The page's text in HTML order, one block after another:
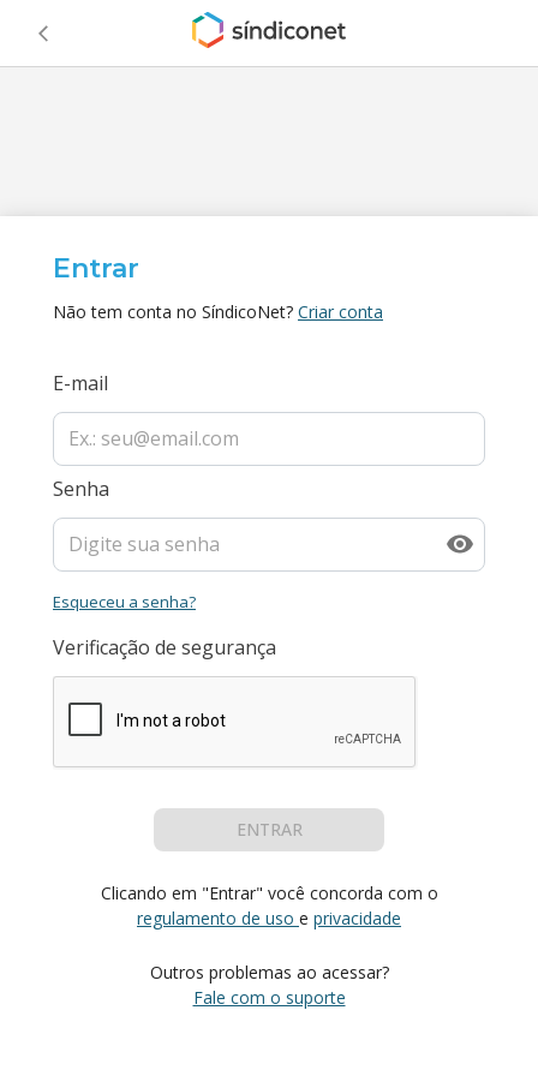
Entrar
Não tem conta no SíndicoNet? Criar conta
E-mail
Senha
Esqueceu a senha?
Verificação de segurança
ENTRAR
Clicando em "Entrar" você concorda com o
regulamento de uso e privacidade
Outros problemas ao acessar?
Fale com o suporte